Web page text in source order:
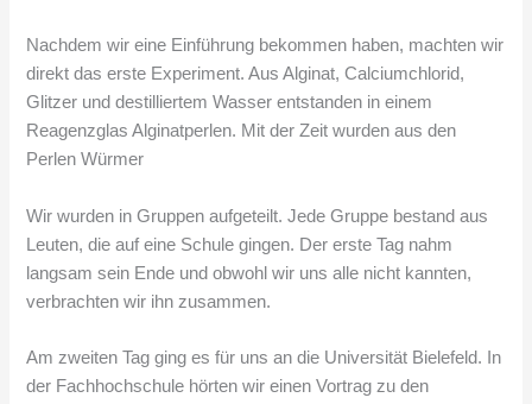
Nachdem wir eine Einführung bekommen haben, machten wir
direkt das erste Experiment. Aus Alginat, Calciumchlorid,
Glitzer und destilliertem Wasser entstanden in einem
Reagenzglas Alginatperlen. Mit der Zeit wurden aus den
Perlen Würmer
Wir wurden in Gruppen aufgeteilt. Jede Gruppe bestand aus
Leuten, die auf eine Schule gingen. Der erste Tag nahm
langsam sein Ende und obwohl wir uns alle nicht kannten,
verbrachten wir ihn zusammen.
Am zweiten Tag ging es für uns an die Universität Bielefeld. In
der Fachhochschule hörten wir einen Vortrag zu den